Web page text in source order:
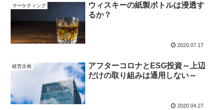
マーケティング
ウィスキーの紙製ボトルは浸透す
るか？
2020.07.17
経営企画
アフターコロナとESG投資～上辺
だけの取り組みは通用しない～
2020.04.27